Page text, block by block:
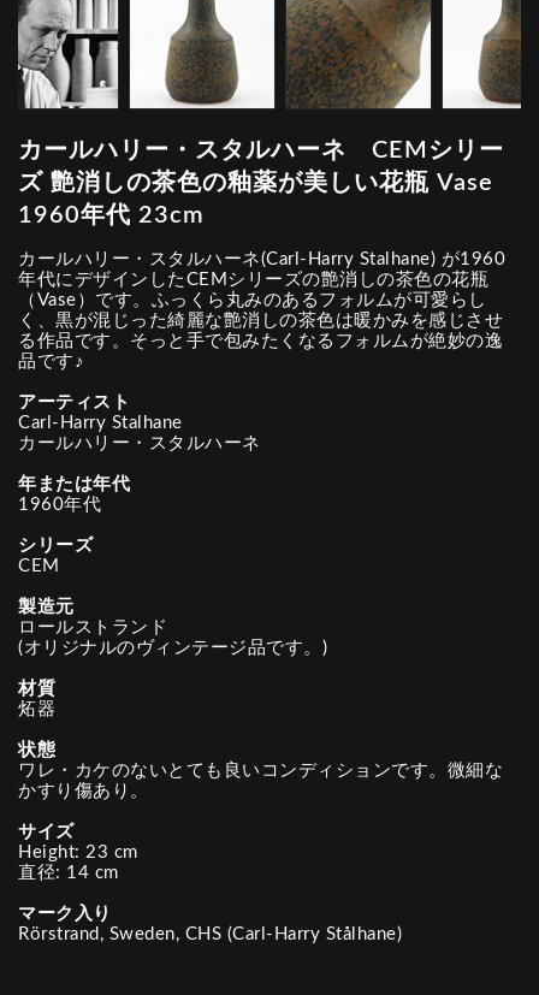
カールハリー・スタルハーネ CEMシリー
ズ 艶消しの茶色の釉薬が美しい花瓶 Vase
1960年代 23cm
カールハリー・スタルハーネ(Carl-Harry Stalhane) が1960
年代にデザインしたCEMシリーズの艶消しの茶色の花瓶
（Vase）です。ふっくら丸みのあるフォルムが可愛らし
く、黒が混じった綺麗な艶消しの茶色は暖かみを感じさせ
る作品です。そっと手で包みたくなるフォルムが絶妙の逸
品です♪
アーティスト
Carl-Harry Stalhane
カールハリー・スタルハーネ
年または年代
1960年代
シリーズ
CEM
製造元
ロールストランド
(オリジナルのヴィンテージ品です。)
材質
炻器
状態
ワレ・カケのないとても良いコンディションです。微細な
かすり傷あり。
サイズ
Height: 23 cm
直径: 14 cm
マーク入り
Rörstrand, Sweden, CHS (Carl-Harry Stålhane)